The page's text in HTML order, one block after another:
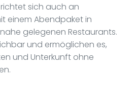
sich auch an
einem Abendpaket in
gelegenen Restaurants.
und ermöglichen es,
und Unterkunft ohne